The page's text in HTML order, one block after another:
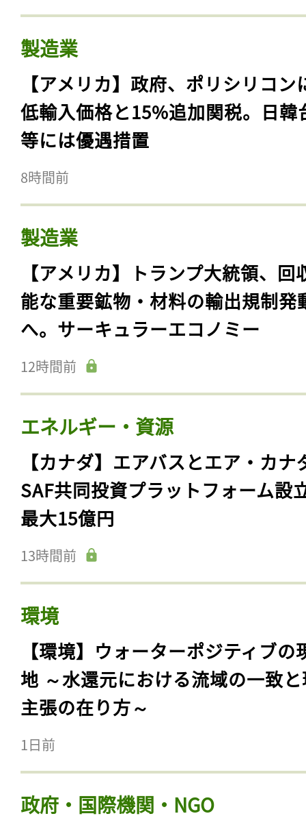
製造業
【アメリカ】政府、ポリシリコン
低輸入価格と15%追加関税。日韓
等には優遇措置
8時間前
製造業
【アメリカ】トランプ大統領、回
能な重要鉱物・材料の輸出規制発
へ。サーキュラーエコノミー
12時間前
エネルギー・資源
【カナダ】エアバスとエア・カナ
SAF共同投資プラットフォーム設
最大15億円
13時間前
環境
【環境】ウォーターポジティブの
地 ～水還元における流域の一致
主張の在り方～
1日前
政府・国際機関・NGO